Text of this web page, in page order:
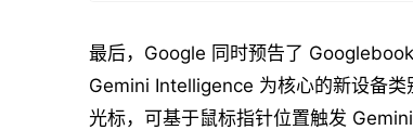
最后，Google 同时预告了
Gemini Intelligence 为核心的新设备
光标，可基于鼠标指针位置触发